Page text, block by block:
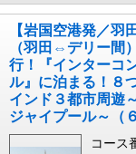
【岩国空港発／羽
（羽田⇔デリー間
行！『インターコ
ル』に泊まる！８
インド３都市周遊
ジャイプール～（
コース